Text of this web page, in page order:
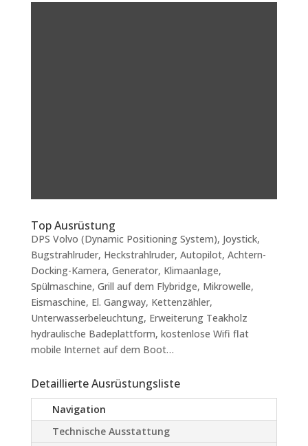
Top Ausrüstung
DPS Volvo (Dynamic Positioning System), Joystick,
Bugstrahlruder, Heckstrahlruder, Autopilot, Achtern-
Docking-Kamera, Generator, Klimaanlage,
Spülmaschine, Grill auf dem Flybridge, Mikrowelle,
Eismaschine, El. Gangway, Kettenzähler,
Unterwasserbeleuchtung, Erweiterung Teakholz
hydraulische Badeplattform, kostenlose Wifi flat
mobile Internet auf dem Boot…
Detaillierte Ausrüstungsliste
Navigation
Technische Ausstattung